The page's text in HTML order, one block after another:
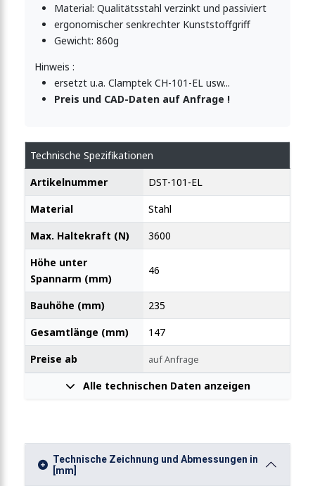
Material: Qualitätsstahl verzinkt und passiviert
ergonomischer senkrechter Kunststoffgriff
Gewicht: 860g
Hinweis :
ersetzt u.a. Clamptek CH-101-EL usw...
Preis und CAD-Daten auf Anfrage !
Technische Spezifikationen
Artikelnummer
DST-101-EL
Material
Stahl
Max. Haltekraft (N)
3600
Höhe unter
Spannarm (mm)
46
Bauhöhe (mm)
235
Gesamtlänge (mm)
147
Preise ab
auf Anfrage
Alle technischen Daten anzeigen
Technische Zeichnung und Abmessungen in
[mm]